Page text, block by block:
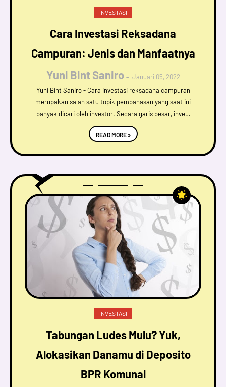
INVESTASI
Cara Investasi Reksadana
Campuran: Jenis dan Manfaatnya
Yuni Bint Saniro
Januari 05, 2022
Yuni Bint Saniro - Cara investasi reksadana campuran
merupakan salah satu topik pembahasan yang saat ini
banyak dicari oleh investor. Secara garis besar, inve…
READ MORE »
INVESTASI
Tabungan Ludes Mulu? Yuk,
Alokasikan Danamu di Deposito
BPR Komunal